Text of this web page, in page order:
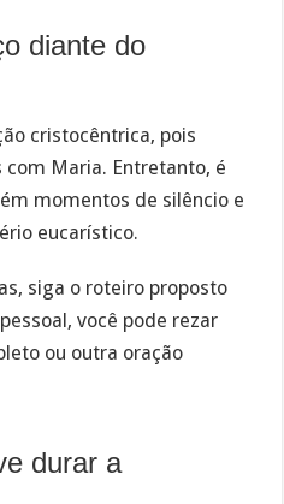
diante do
cristocêntrica, pois
com Maria. Entretanto, é
momentos de silêncio e
eucarístico.
siga o roteiro proposto
você pode rezar
ou outra oração
durar a